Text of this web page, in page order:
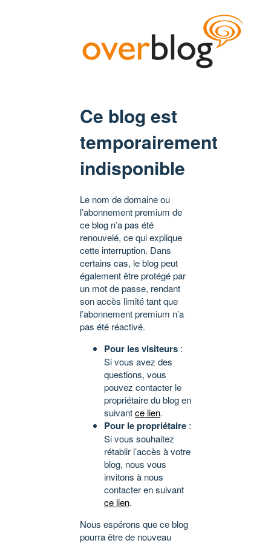
Ce blog est
temporairement
indisponible
Le nom de domaine ou
l’abonnement premium de
ce blog n’a pas été
renouvelé, ce qui explique
cette interruption. Dans
certains cas, le blog peut
également être protégé par
un mot de passe, rendant
son accès limité tant que
l’abonnement premium n’a
pas été réactivé.
Pour les visiteurs :
Si vous avez des
questions, vous
pouvez contacter le
propriétaire du blog en
suivantce lien.
Pour le propriétaire :
Si vous souhaitez
rétablir l’accès à votre
blog, nous vous
invitons à nous
contacter en suivant
ce lien.
Nous espérons que ce blog
pourra être de nouveau